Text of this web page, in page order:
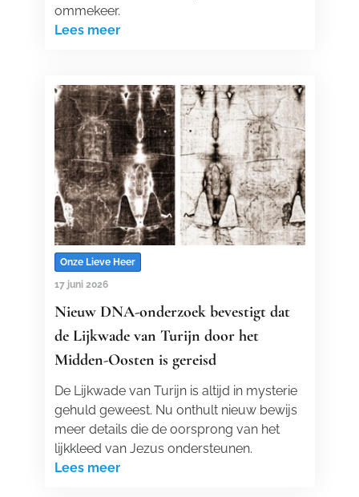
ommekeer.
Lees meer
Onze Lieve Heer
17 juni 2026
Nieuw DNA-onderzoek bevestigt dat
de Lijkwade van Turijn door het
Midden-Oosten is gereisd
De Lijkwade van Turijn is altijd in mysterie
gehuld geweest. Nu onthult nieuw bewijs
meer details die de oorsprong van het
lijkkleed van Jezus ondersteunen.
Lees meer